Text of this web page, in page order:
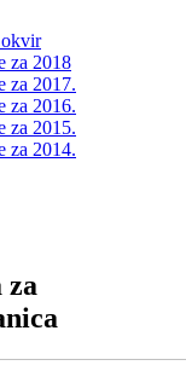
okvir
za 2018
za 2017.
za 2016.
za 2015.
za 2014.
za